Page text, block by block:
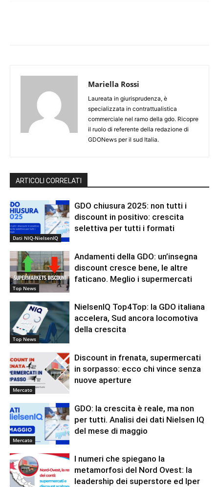
Mariella Rossi
Laureata in giurisprudenza, è
specializzata in contrattualistica
commerciale nel ramo della gdo. Ricopre
il ruolo di referente della redazione di
GDONews per il sud Italia.
ARTICOLI CORRELATI
Dati NIQ-NielsenIQ
GDO chiusura 2025: non tutti i
discount in positivo: crescita
selettiva per tutti i formati
Top News
Andamenti della GDO: un’insegna
discount cresce bene, le altre
faticano. Meglio i supermercati
Top News
NielsenIQ Top4Top: la GDO italiana
accelera, Sud ancora locomotiva
della crescita
Mercato
Discount in frenata, supermercati
in sorpasso: ecco chi vince senza
nuove aperture
Mercato
GDO: la crescita è reale, ma non
per tutti. Analisi dei dati Nielsen IQ
del mese di maggio
I numeri che spiegano la
metamorfosi del Nord Ovest: la
leadership dei superstore ed Iper